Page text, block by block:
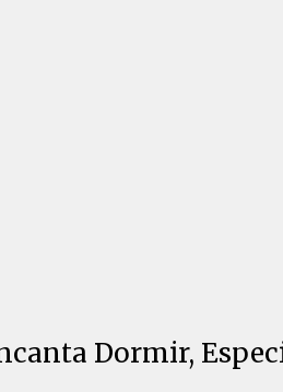
Dormir,